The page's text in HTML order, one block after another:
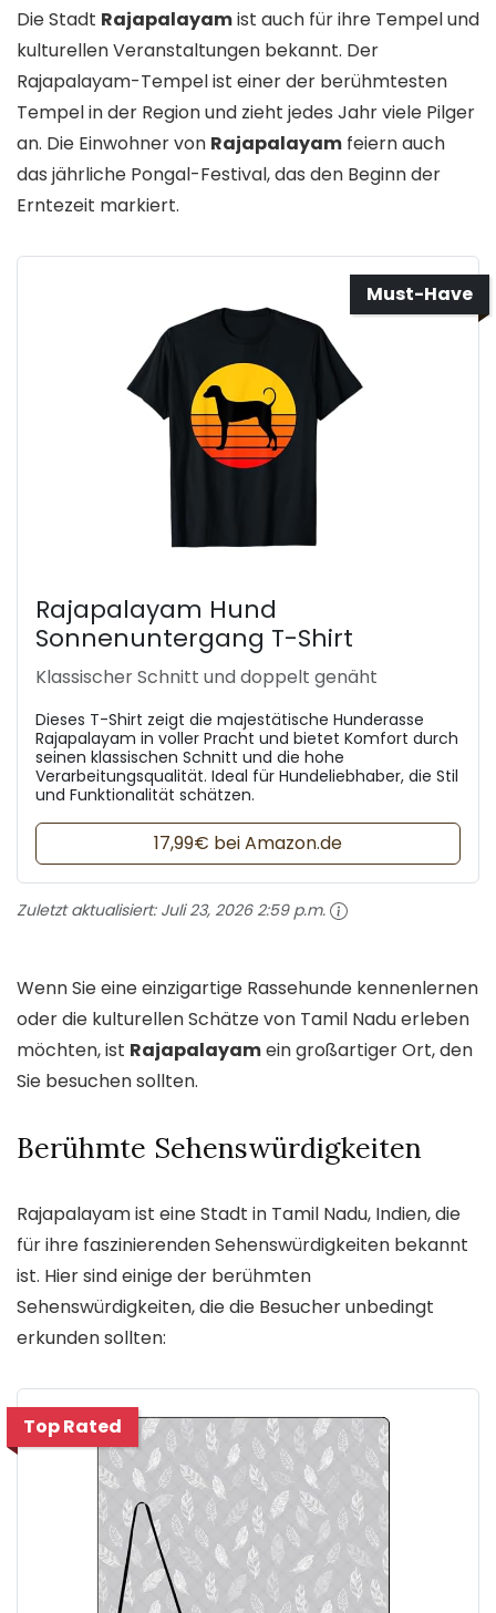
Die Stadt Rajapalayamist auch für ihre Tempel und
kulturellen Veranstaltungen bekannt. Der
Rajapalayam-Tempel ist einer der berühmtesten
Tempel in der Region und zieht jedes Jahr viele Pilger
an. Die Einwohner von Rajapalayam feiern auch
das jährliche Pongal-Festival, das den Beginn der
Erntezeit markiert.
Must-Have
Rajapalayam Hund
Sonnenuntergang T-Shirt
Klassischer Schnitt und doppelt genäht
Dieses T-Shirt zeigt die majestätische Hunderasse
Rajapalayam in voller Pracht und bietet Komfort durch
seinen klassischen Schnitt und die hohe
Verarbeitungsqualität. Ideal für Hundeliebhaber, die Stil
und Funktionalität schätzen.
17,99€ bei Amazon.de
Zuletzt aktualisiert: Juli 23, 2026 2:59 p.m.
Wenn Sie eine einzigartige Rassehunde kennenlernen
oder die kulturellen Schätze von Tamil Nadu erleben
möchten, ist Rajapalayamein großartiger Ort, den
Sie besuchen sollten.
Berühmte Sehenswürdigkeiten
Rajapalayam ist eine Stadt in Tamil Nadu, Indien, die
für ihre faszinierenden Sehenswürdigkeiten bekannt
ist. Hier sind einige der berühmten
Sehenswürdigkeiten, die die Besucher unbedingt
erkunden sollten:
Top Rated